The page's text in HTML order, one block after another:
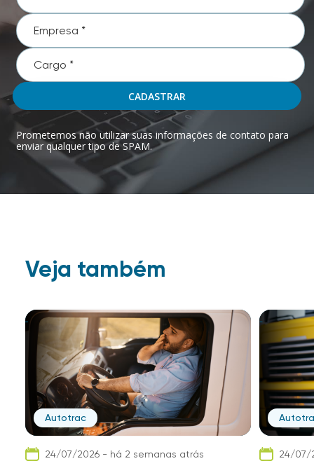
CADASTRAR
Prometemos não utilizar suas informações de contato para
enviar qualquer tipo de SPAM.
Veja também
Autotrac
24/07/2026 - há 2 semanas atrás
24/07/